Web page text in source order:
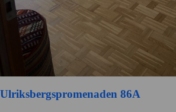
Ulriksbergspromenaden 86A